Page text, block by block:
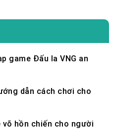
game Đấu la VNG an
dẫn cách chơi cho
võ hồn chiến cho người